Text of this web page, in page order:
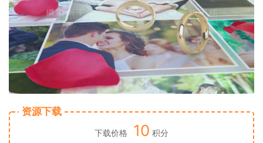
资源下载
下载价格 10 积分